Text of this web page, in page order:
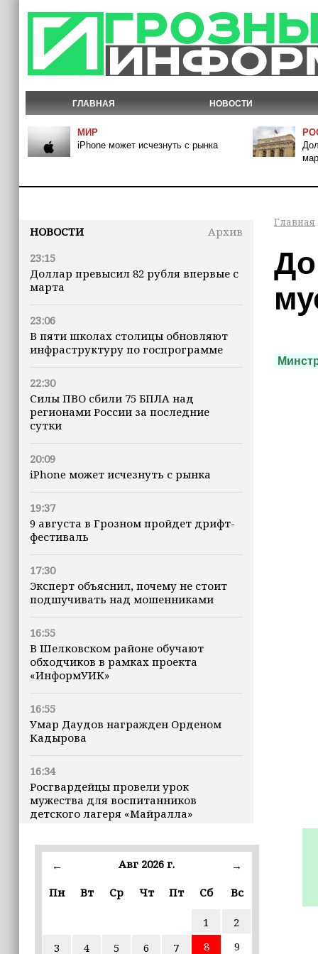
ГЛАВНАЯ НОВОСТИ
МИР
iPhone может исчезнуть с рынка
НОВОСТИ
Архив
23:15
Доллар превысил 82 рубля впервые с
марта
23:06
В пяти школах столицы обновляют
инфраструктуру по госпрограмме
22:30
Силы ПВО сбили 75 БПЛА над
регионами России за последние
сутки
20:09
iPhone может исчезнуть с рынка
19:37
9 августа в Грозном пройдет дрифт-
фестиваль
17:30
Эксперт объяснил, почему не стоит
подшучивать над мошенниками
16:55
В Шелковском районе обучают
обходчиков в рамках проекта
«ИнформУИК»
16:55
Умар Даудов награжден Орденом
Кадырова
16:34
Росгвардейцы провели урок
мужества для воспитанников
детского лагеря «Майралла»
16:30
Дмитрий Чернышенко: Внутренний
въездной — на 20,1%
Из бюджета Чечни дополнительно
← Авг 2026 г.
→
Пн
Вт Ср Чт Пт Сб Вс
1
2
3
4 5 6 7 8
9
Главная
До